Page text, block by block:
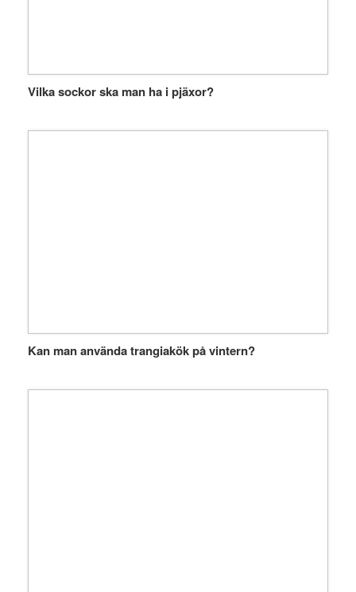
Vilka sockor ska man ha i pjäxor?
Kan man använda trangiakök på vintern?